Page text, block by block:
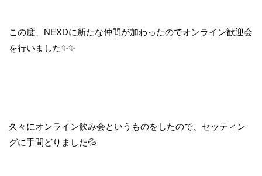
この度、NEXDに新たな仲間が加わったのでオンライン歓迎会
を行いました✨✨
久々にオンライン飲み会というものをしたので、セッティン
グに手間どりました💦